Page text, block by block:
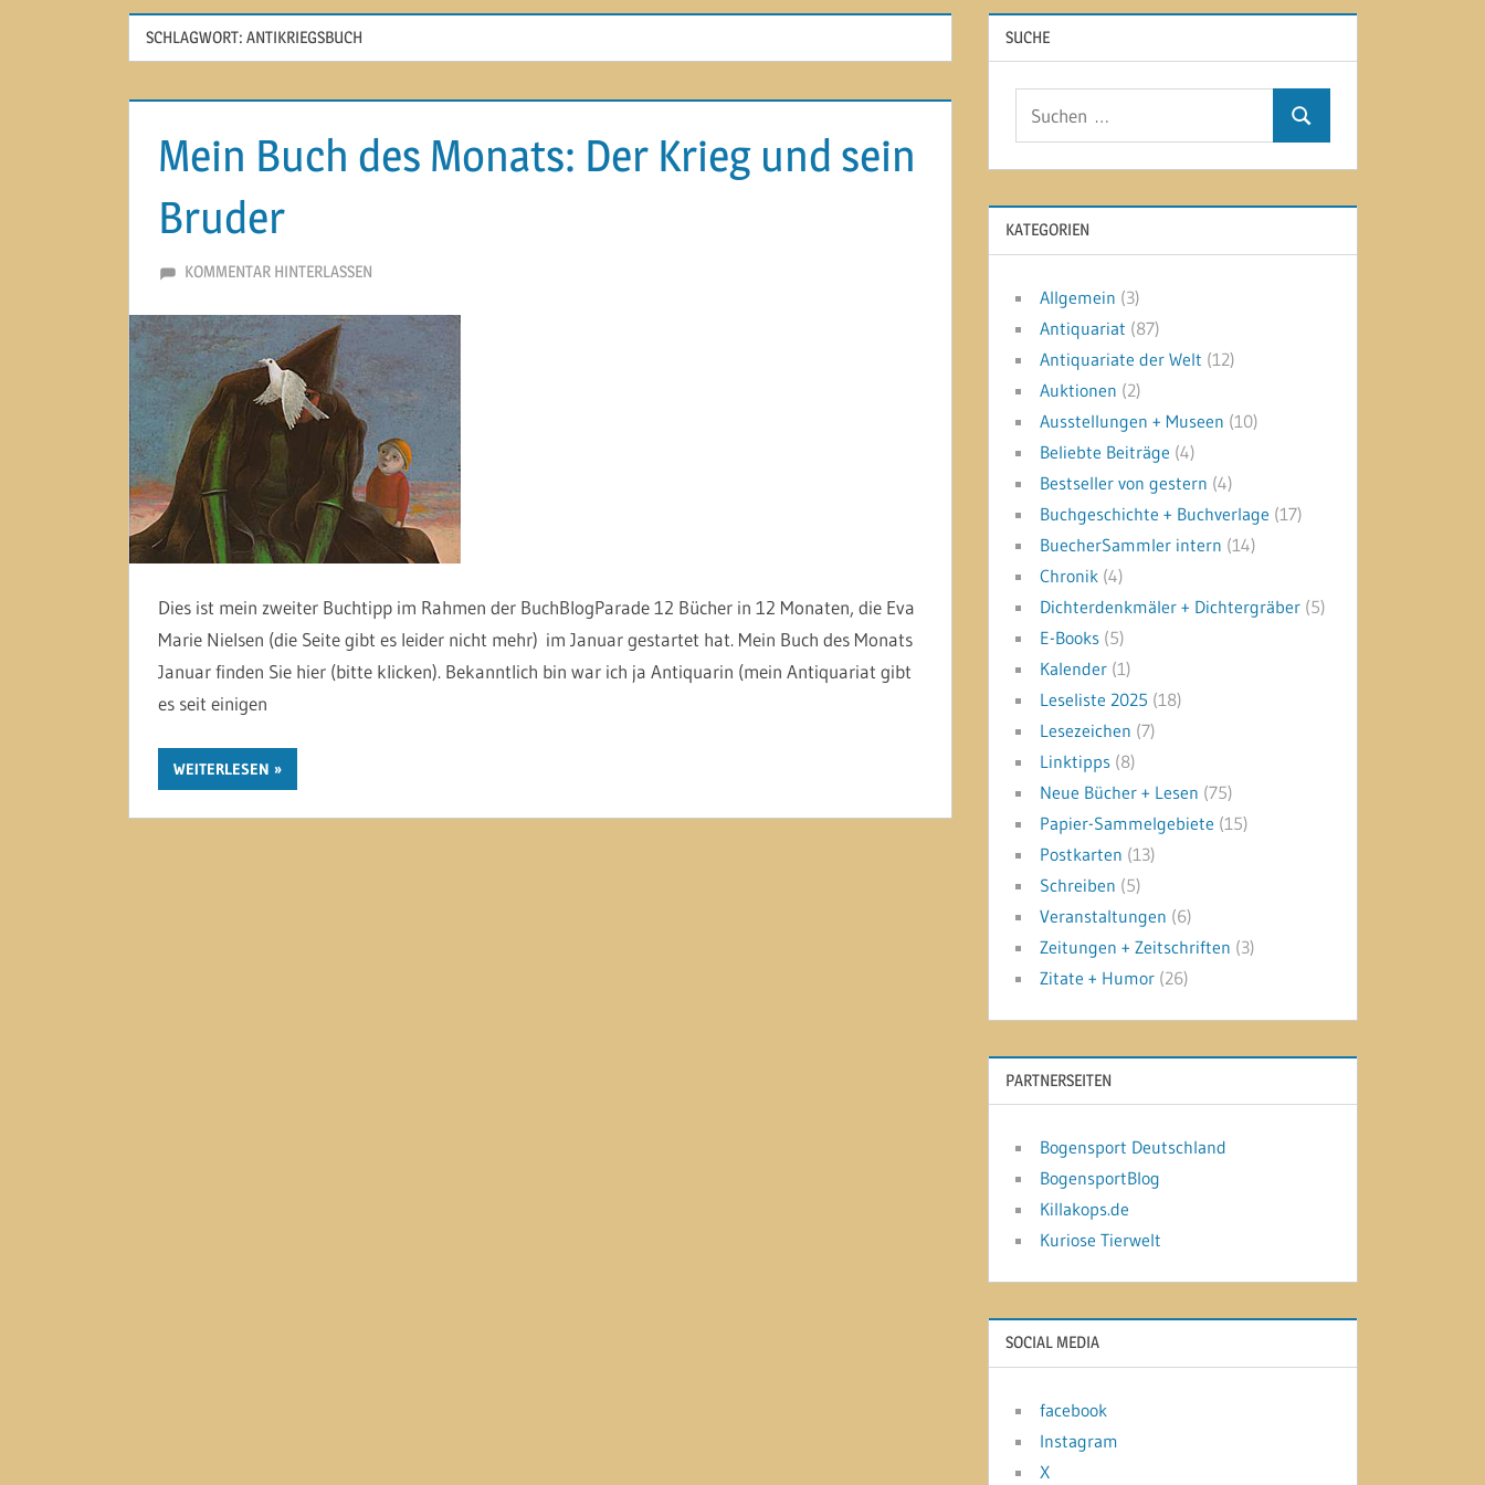
SCHLAGWORT: ANTIKRIEGSBUCH
Mein Buch des Monats: Der Krieg und sein
Bruder
12. FEBRUAR 2014
MARTINA BERG
KOMMENTAR HINTERLASSEN
Dies ist mein zweiter Buchtipp im Rahmen der BuchBlogParade 12 Bücher in 12 Monaten, die Eva
Marie Nielsen (die Seite gibt es leider nicht mehr) im Januar gestartet hat. Mein Buch des Monats
Januar finden Sie hier (bitte klicken). Bekanntlich bin war ich ja Antiquarin (mein Antiquariat gibt
es seit einigen
WEITERLESEN
SUCHE
Suchen
KATEGORIEN
Allgemein (3)
Antiquariat (87)
Antiquariate der Welt (12)
Auktionen (2)
Ausstellungen + Museen (10)
Beliebte Beiträge (4)
Bestseller von gestern (4)
Buchgeschichte + Buchverlage (17)
BuecherSammler intern (14)
Chronik (4)
Dichterdenkmäler + Dichtergräber (5)
E-Books (5)
Kalender (1)
Leseliste 2025 (18)
Lesezeichen (7)
Linktipps (8)
Neue Bücher + Lesen (75)
Papier-Sammelgebiete (15)
Postkarten (13)
Schreiben (5)
Veranstaltungen (6)
Zeitungen + Zeitschriften (3)
Zitate + Humor (26)
PARTNERSEITEN
Bogensport Deutschland
BogensportBlog
Killakops.de
Kuriose Tierwelt
SOCIAL MEDIA
facebook
Instagram
X